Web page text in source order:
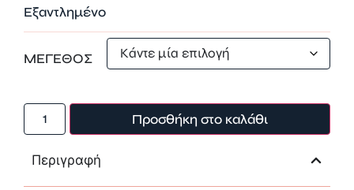
Εξαντλημένο
ΜΕΓΕΘΟΣ
Προσθήκη στο καλάθι
Περιγραφή